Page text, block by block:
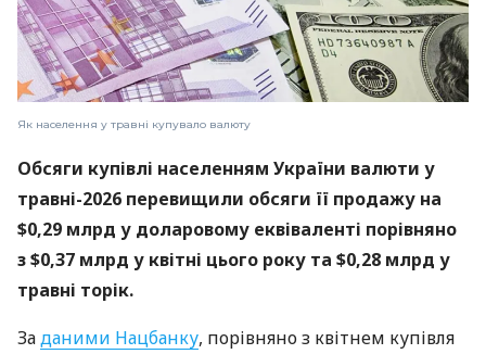
Як населення у травні купувало валюту
Обсяги купівлі населенням України валюти у
травні-2026 перевищили обсяги її продажу на
$0,29 млрд у доларовому еквіваленті порівняно
з $0,37 млрд у квітні цього року та $0,28 млрд у
травні торік.
Заданими Нацбанку, порівняно з квітнем купівля